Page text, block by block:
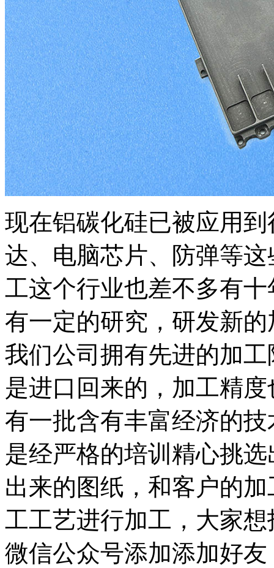
现在铝碳化硅已被应用
达、电脑芯片、防弹等
工这个行业也差不多有
有一定的研究，研发新
我们公司拥有先进的加
是进口回来的，加工精
有一批含有丰富经济的
是经严格的培训精心挑
出来的图纸，和客户的
工工艺进行加工，大家
微信公众号添加添加好